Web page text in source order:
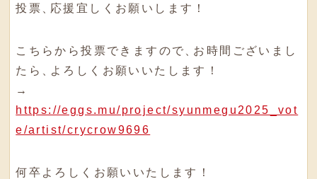
投票
、応援宜しくお願いします！
こちらから投票できますので 、お時間ございまし
たら
、よろしくお願いいたします！
→
https://eggs.mu/project/syunmegu2025_vot
e/artist/crycrow9696
何卒よろしくお願いいたします！